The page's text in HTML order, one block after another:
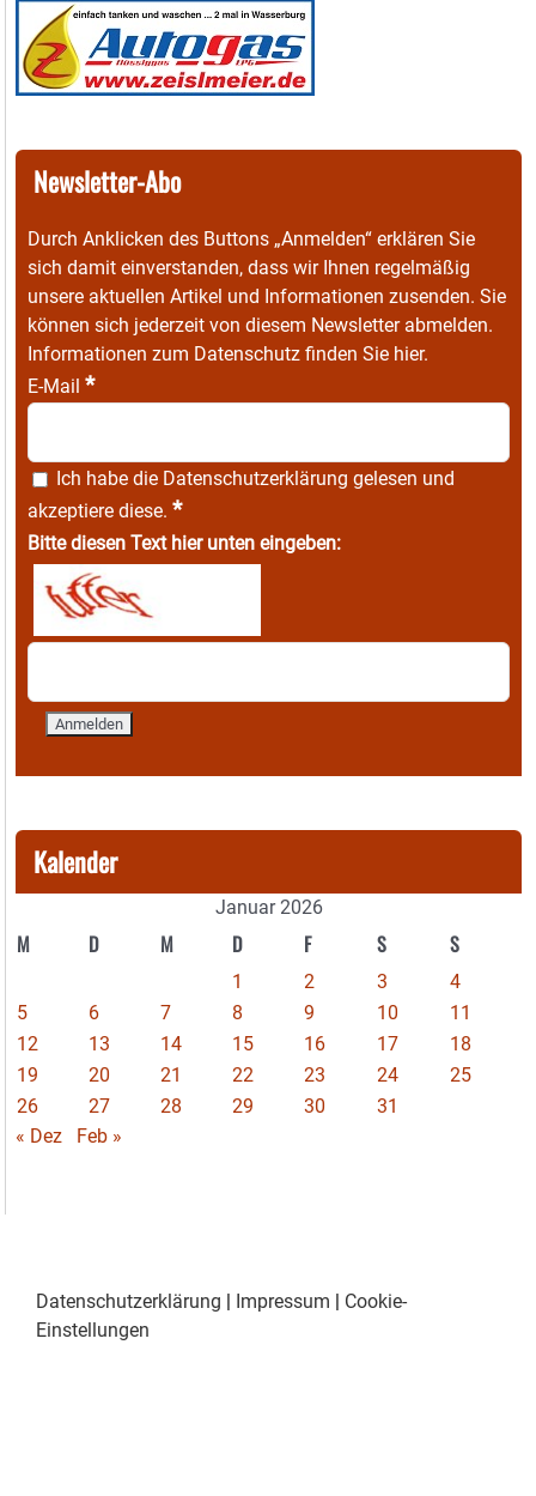
Newsletter-Abo
Durch Anklicken des Buttons „Anmelden“ erklären Sie
sich damit einverstanden, dass wir Ihnen regelmäßig
unsere aktuellen Artikel und Informationen zusenden. Sie
können sich jederzeit von diesem Newsletter abmelden.
Informationen zum Datenschutz finden Sie hier.
E-Mail *
Ich habe die Datenschutzerklärung gelesen und
akzeptiere diese. *
Bitte diesen Text hier unten eingeben:
Kalender
Januar 2026
M D M D F S S
1 2 3
4
5
6 7 8 9 10
11
12
13 14 15 16 17
18
19
20 21 22 23 24
25
26
27 28 29 30
31
« Dez
Feb »
Datenschutzerklärung | Impressum | Cookie-
Einstellungen